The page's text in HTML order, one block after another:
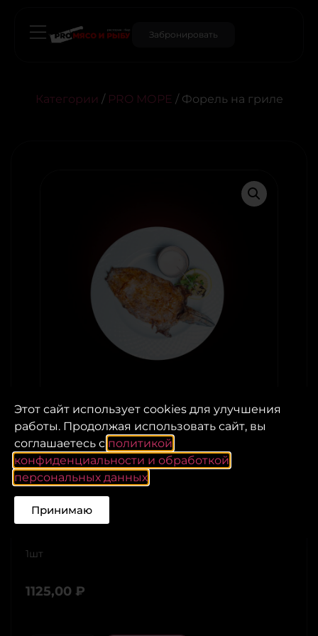
Забронировать
Категории / PRO МОРЕ / Форель на гриле
Форель на гриле
1шт
1125,00 ₽
Этот сайт использует cookies для улучшения
работы. Продолжая использовать сайт, вы
соглашаетесь с политикой
конфиденциальности и обработкой
персональных данных
Принимаю